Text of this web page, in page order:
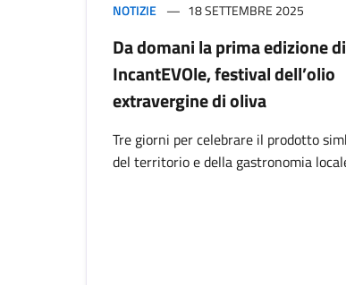
NOTIZIE 18 SETTEMBRE 2025
Da domani la prima edizione di
IncantEVOle, festival dell’olio
extravergine di oliva
Tre giorni per celebrare il prodotto
del territorio e della gastronomia